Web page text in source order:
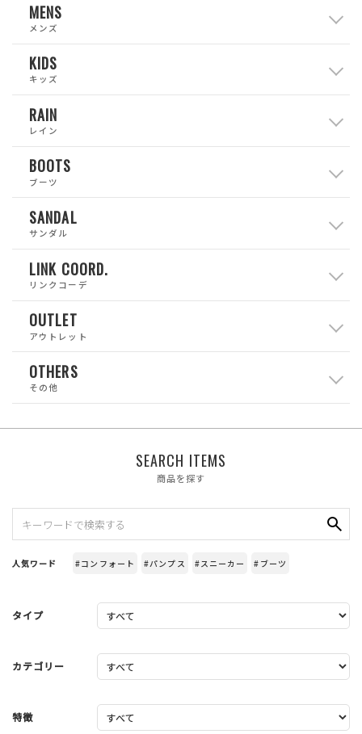
MENS
メンズ
KIDS
キッズ
RAIN
レイン
BOOTS
ブーツ
SANDAL
サンダル
LINK COORD.
リンクコーデ
OUTLET
アウトレット
OTHERS
その他
SEARCH ITEMS
商品を探す
人気ワード #コンフォート #パンプス #スニーカー #ブーツ
タイプ
カテゴリー
特徴